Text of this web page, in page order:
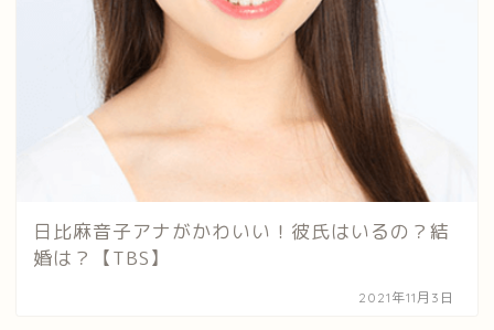
日比麻音子アナがかわいい！彼氏はいるの？結
婚は？【TBS】
2021年11月3日